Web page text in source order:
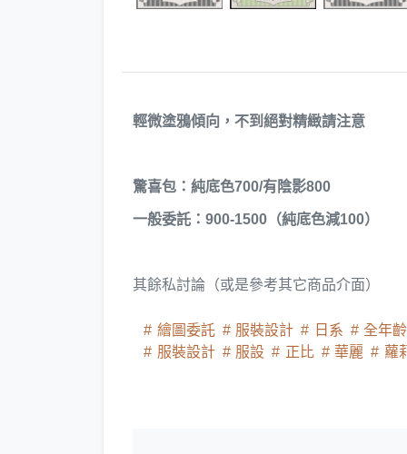
輕微塗鴉傾向，不到絕對精緻請注意
驚喜包：純底色700/有陰影800
一般委託：900-1500（純底色減100）
其餘私討論（或是參考其它商品介面）
繪圖委託 服裝設計 日系
全年
服裝設計
服設 正比 華麗 蘿